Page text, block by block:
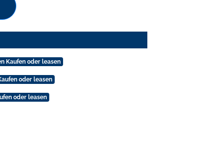
Kaufen oder leasen
oder leasen
oder leasen